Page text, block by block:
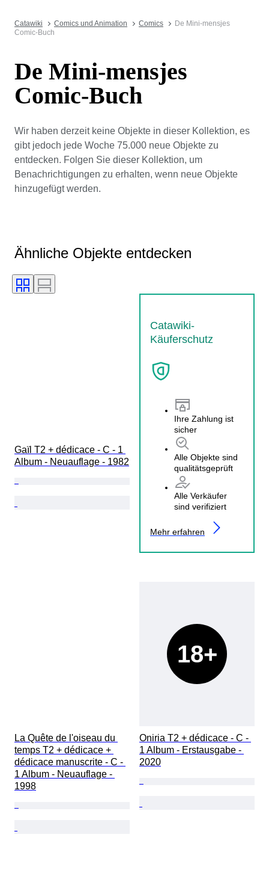
Catawiki Comics und Animation Comics
De Mini-mensjes
Comic-Buch
De Mini-mensjes
Comic-Buch
Wir haben derzeit keine Objekte in dieser Kollektion, es
gibt jedoch jede Woche 75.000 neue Objekte zu
entdecken. Folgen Sie dieser Kollektion, um
Benachrichtigungen zu erhalten, wenn neue Objekte
hinzugefügt werden.
Ähnliche Objekte entdecken
Catawiki-
Käuferschutz
Ihre Zahlung ist
sicher
Alle Objekte sind
qualitätsgeprüft
Alle Verkäufer
sind verifiziert
Mehr erfahren
Gaïl T2 + dédicace - C - 1
Album - Neuauflage - 1982
La Quête de l'oiseau du
temps T2 + dédicace +
dédicace manuscrite - C -
1 Album - Neuauflage -
1998
18+
Oniria T2 + dédicace - C -
1 Album - Erstausgabe -
2020